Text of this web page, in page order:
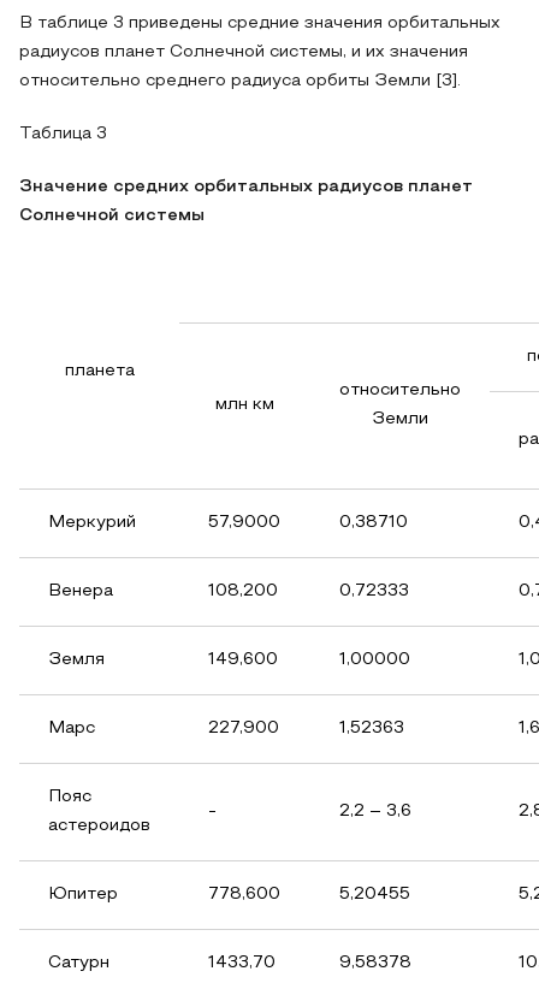
В таблице 3 приведены средние значения орбитальных
радиусов планет Солнечной системы, и их значения
относительно среднего радиуса орбиты Земли [3].
Таблица 3
Значение средних орбитальных радиусов планет
Солнечной системы
планета
млн км
относительно
Земли
Меркурий 57,9000 0,38710
Венера 108,200 0,72333
Земля 149,600 1,00000
Марс 227,900 1,52363 1,6
Пояс
астероидов
- 2,2 – 3,6
Юпитер 778,600 5,20455
Сатурн 1433,70 9,58378